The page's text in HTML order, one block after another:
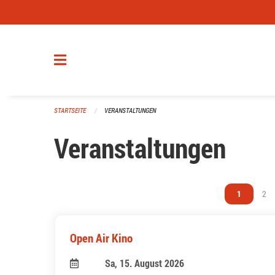
STARTSEITE VERANSTALTUNGEN
Veranstaltungen
Vous êtes
1 2
Open Air Kino
Sa, 15. August 2026